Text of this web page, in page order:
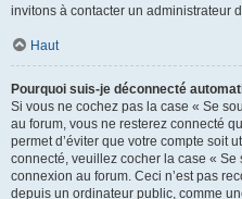
invitons à contacter un administrateur
Haut
Pourquoi suis-je déconnecté
Si vous ne cochez pas la case « Se
au forum, vous ne resterez connecté
permet d’éviter que votre compte soit
connecté, veuillez cocher la case «
connexion au forum. Ceci n’est pas
depuis un ordinateur public, comme